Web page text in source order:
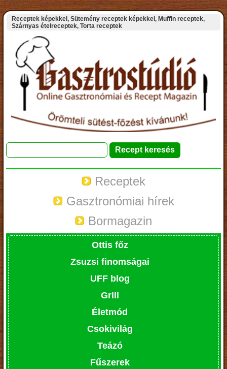
Receptek képekkel, Sütemény receptek képekkel, Muffin receptek,
Szárnyas ételreceptek, Torta receptek
Receptek
Gasztronómiai hírek
Bormagazin
Ottis főz
Zsuzsi finomságai
UFF blog
Grill
Életmód
Csokivilág
Teázó
Fűszerek